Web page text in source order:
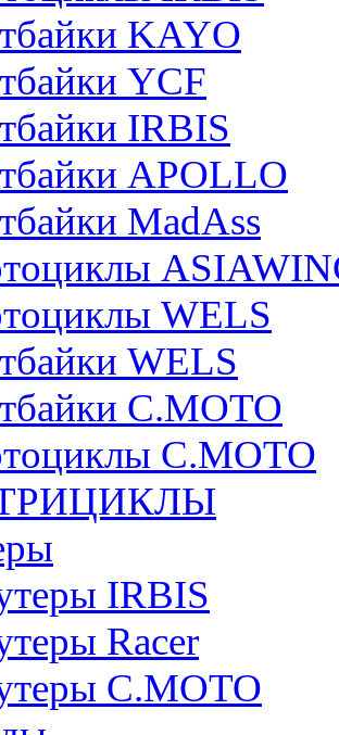
KAYO
YCF
IRBIS
APOLLO
MadAss
WELS
WELS
C.MOTO
C.MOTO
IRBIS
Racer
C.MOTO